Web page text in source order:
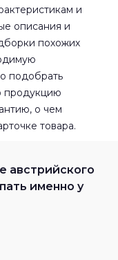
и
описания и
похожих
подобрать
продукцию
о чем
товара.
австрийского
именно у